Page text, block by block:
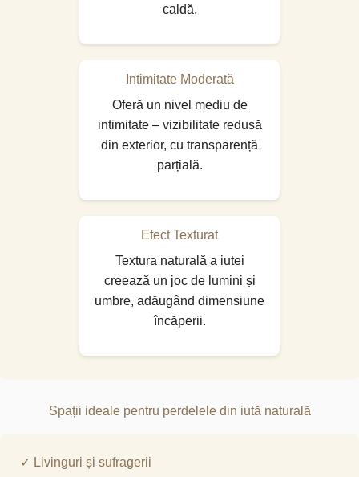
caldă.
Intimitate Moderată
Oferă un nivel mediu de
intimitate – vizibilitate redusă
din exterior, cu transparență
parțială.
Efect Texturat
Textura naturală a iutei
creează un joc de lumini și
umbre, adăugând dimensiune
încăperii.
Spații ideale pentru perdelele din iută naturală
✓ Livinguri și sufragerii